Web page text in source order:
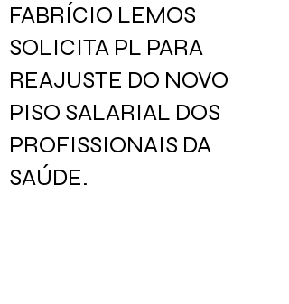
FABRÍCIO LEMOS
SOLICITA PL PARA
REAJUSTE DO NOVO
PISO SALARIAL DOS
PROFISSIONAIS DA
SAÚDE.